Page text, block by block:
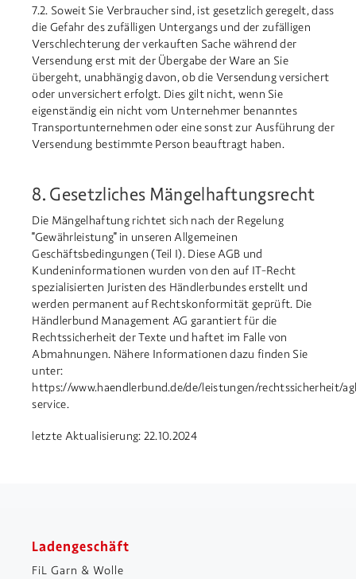
7.2. Soweit Sie Verbraucher sind, ist gesetzlich geregelt, dass
die Gefahr des zufälligen Untergangs und der zufälligen
Verschlechterung der verkauften Sache während der
Versendung erst mit der Übergabe der Ware an Sie
übergeht, unabhängig davon, ob die Versendung versichert
oder unversichert erfolgt. Dies gilt nicht, wenn Sie
eigenständig ein nicht vom Unternehmer benanntes
Transportunternehmen oder eine sonst zur Ausführung der
Versendung bestimmte Person beauftragt haben.
8. Gesetzliches Mängelhaftungsrecht
Die Mängelhaftung richtet sich nach der Regelung
"Gewährleistung" in unseren Allgemeinen
Geschäftsbedingungen (Teil I). Diese AGB und
Kundeninformationen wurden von den auf IT-Recht
spezialisierten Juristen des Händlerbundes erstellt und
werden permanent auf Rechtskonformität geprüft. Die
Händlerbund Management AG garantiert für die
Rechtssicherheit der Texte und haftet im Falle von
Abmahnungen. Nähere Informationen dazu finden Sie
unter:
https://www.haendlerbund.de/de/leistungen/rechtssicherheit/
service.
letzte Aktualisierung: 22.10.2024
Ladengeschäft
FiL Garn & Wolle